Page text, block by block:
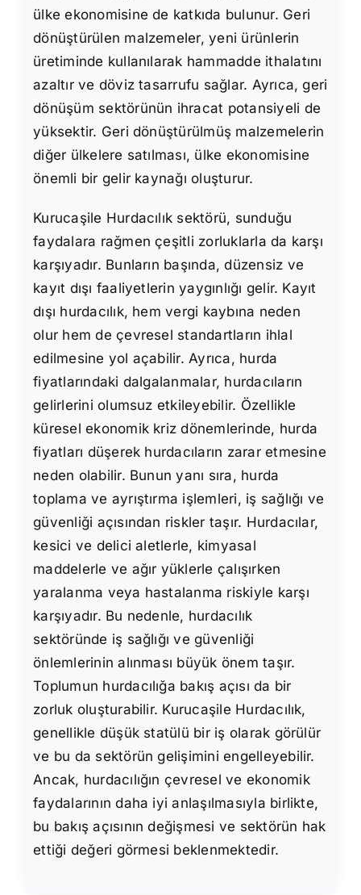
ülke ekonomisine de katkıda bulunur. Geri
dönüştürülen malzemeler, yeni ürünlerin
üretiminde kullanılarak hammadde ithalatını
azaltır ve döviz tasarrufu sağlar. Ayrıca, geri
dönüşüm sektörünün ihracat potansiyeli de
yüksektir. Geri dönüştürülmüş malzemelerin
diğer ülkelere satılması, ülke ekonomisine
önemli bir gelir kaynağı oluşturur.
Kurucaşile Hurdacılık sektörü, sunduğu
faydalara rağmen çeşitli zorluklarla da karşı
karşıyadır. Bunların başında, düzensiz ve
kayıt dışı faaliyetlerin yaygınlığı gelir. Kayıt
dışı hurdacılık, hem vergi kaybına neden
olur hem de çevresel standartların ihlal
edilmesine yol açabilir. Ayrıca, hurda
fiyatlarındaki dalgalanmalar, hurdacıların
gelirlerini olumsuz etkileyebilir. Özellikle
küresel ekonomik kriz dönemlerinde, hurda
fiyatları düşerek hurdacıların zarar etmesine
neden olabilir. Bunun yanı sıra, hurda
toplama ve ayrıştırma işlemleri, iş sağlığı ve
güvenliği açısından riskler taşır. Hurdacılar,
kesici ve delici aletlerle, kimyasal
maddelerle ve ağır yüklerle çalışırken
yaralanma veya hastalanma riskiyle karşı
karşıyadır. Bu nedenle, hurdacılık
sektöründe iş sağlığı ve güvenliği
önlemlerinin alınması büyük önem taşır.
Toplumun hurdacılığa bakış açısı da bir
zorluk oluşturabilir. Kurucaşile Hurdacılık,
genellikle düşük statülü bir iş olarak görülür
ve bu da sektörün gelişimini engelleyebilir.
Ancak, hurdacılığın çevresel ve ekonomik
faydalarının daha iyi anlaşılmasıyla birlikte,
bu bakış açısının değişmesi ve sektörün hak
ettiği değeri görmesi beklenmektedir.